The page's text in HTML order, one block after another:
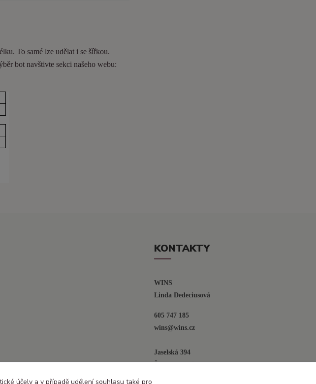
To samé lze udělat i se šířkou.
bot navštivte sekci našeho webu:
KONTAKTY
WINS
Linda Dedeciusová
605 747 185
wins@wins.cz
Jaselská 394
Šenov u N. Jičína
účely a v případě udělení souhlasu také pro